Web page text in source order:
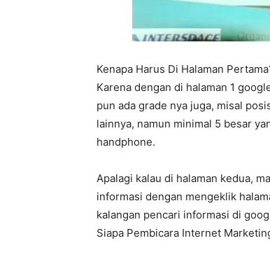
Kenapa Harus Di Halaman
Karena dengan di halaman 1
pun ada grade nya juga, misal
lainnya, namun minimal 5 besar
handphone.
Apalagi kalau di halaman kedua,
informasi dengan mengeklik
kalangan pencari informasi di
Siapa Pembicara Internet